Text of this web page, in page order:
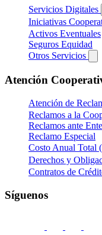
Servicios Digitales
Iniciativas
Activos Eventuales
Seguros Equidad
Otros Servicios
Atención
Atención de
Reclamos a la
Reclamos ante
Reclamo Especial
Costo Anual Total
Derechos y
Contratos de
Síguenos